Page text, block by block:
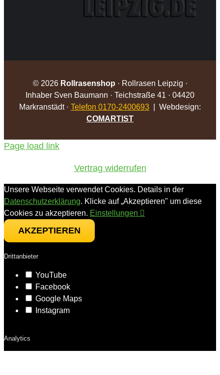
© 2026 Rollrasenshop · Rollrasen Leipzig ·
Inhaber Sven Baumann · Teichstraße 41 · 04420
Markranstädt · Telefon 0170-2400693 | Webdesign:
COMARTIST
Page load link
Vertrag widerrufen
Unsere Webseite verwendet Cookies. Details in der
Datenschutzerklärung. Klicke auf „Akzeptieren" um diese
Cookies zu akzeptieren. Einstellungen
AKZEPTIEREN
Drittanbieter
YouTube
Facebook
Google Maps
Instagram
Analytics